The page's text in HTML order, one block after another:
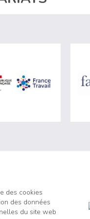
de Fiphfp (nouvellevisiter les
des cookies
des données
du site web